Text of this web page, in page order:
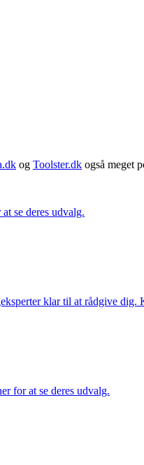
og Toolster.dk også meget
se deres udvalg.
klar til at rådgive dig.
for at se deres udvalg.